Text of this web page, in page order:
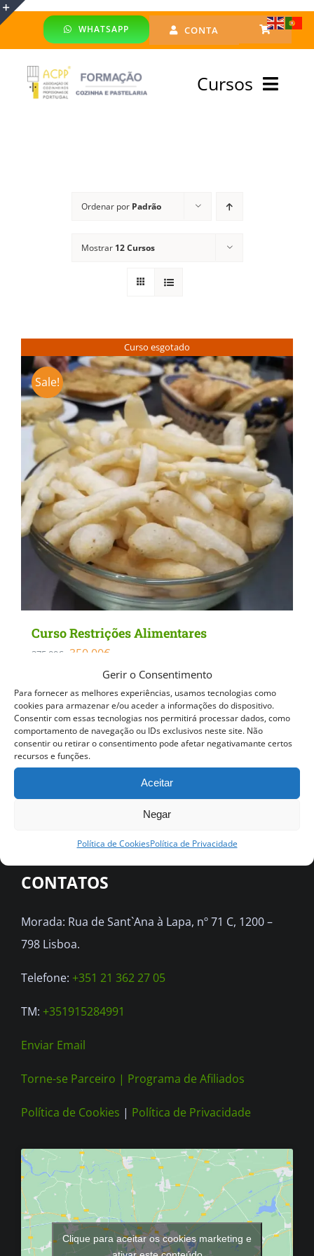
Gerir o Consentimento
Para fornecer as melhores experiências, usamos tecnologias como
cookies para armazenar e/ou aceder a informações do dispositivo.
Consentir com essas tecnologias nos permitirá processar dados, como
comportamento de navegação ou IDs exclusivos neste site. Não
consentir ou retirar o consentimento pode afetar negativamante certos
recursos e funções.
Aceitar
Negar
Política de CookiesPolítica de Privacidade
Skip
WHATSAPP CONTA
Cursos
Financiado
Ordenar por Padrão
Mostrar 12 Cursos
Curso esgotado
Sale!
Curso Restrições Alimentares
375.00€ O
original
era:
375.00€.
350.00€O
preço
atual
é:
350.00€.
QUERO SER INFORMADO ASSIM
QUE DISPONÍVEL
Detalhes
CONTATOS
Morada: Rua de Sant`Ana à Lapa, nº 71 C, 1200 –
798 Lisboa.
Telefone: +351 21 362 27 05
TM: +351915284991
Enviar Email
Torne-se Parceiro | Programa de Afiliados
Política de Cookies | Política de Privacidade
Clique para aceitar os cookies marketing e